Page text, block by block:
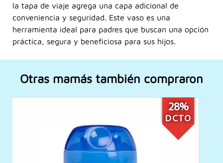
la tapa de viaje agrega una capa adicional de
conveniencia y seguridad. Este vaso es una
herramienta ideal para padres que buscan una opción
práctica, segura y beneficiosa para sus hijos.
Otras mamás también compraron
7%
DCTO